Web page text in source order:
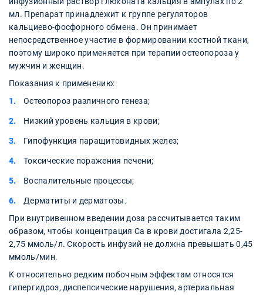
мл. Препарат принадлежит к группе регуляторов
кальциево-фосфорного обмена. Он принимает
непосредственное участие в формировании костной ткани,
поэтому широко применяется при терапии остеопороза у
мужчин и женщин.
Показания к применению:
Остеопороз различного генеза;
Низкий уровень кальция в крови;
Гипофункция паращитовидных желез;
Токсические поражения печени;
Воспалительные процессы;
Дерматиты и дерматозы.
При внутривенном введении доза рассчитывается таким
образом, чтобы концентрация Са в крови достигала 2,25-
2,75 ммоль/л. Скорость инфузий не должна превышать 0,45
ммоль/мин.
К относительно редким побочным эффектам относятся
гипергидроз, диспепсические нарушения, артериальная